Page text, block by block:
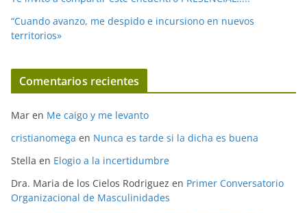
“Cuando avanzo, me despido e incursiono en nuevos
territorios»
Comentarios recientes
Mar en Me caigo y me levanto
cristianomega en Nunca es tarde si la dicha es buena
Stella en Elogio a la incertidumbre
Dra. Maria de los Cielos Rodriguez en Primer Conversatorio
Organizacional de Masculinidades